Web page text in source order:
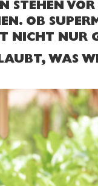
STEHEN
OB
NICHT NUR
WAS